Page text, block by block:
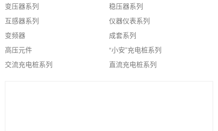
变压器系列
稳压器系列
互感器系列
仪器仪表系列
变频器
成套系列
高压元件
“小安”充电桩系列
交流充电桩系列
直流充电桩系列